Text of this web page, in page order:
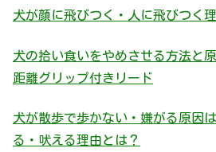
犬が顔に飛びつく・人に飛びつく
犬の拾い食いをやめさせる方法と
距離グリップ付きリード
犬が散歩で歩かない・嫌がる原因
る・吠える理由とは？